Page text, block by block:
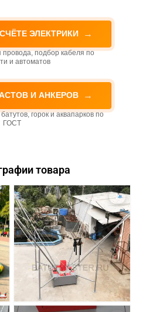
ЭЛЕКТРИКИ →
провода, подбор кабеля по
и автоматов
И АНКЕРОВ →
горок и аквапарков по
ГОСТ
товара
2